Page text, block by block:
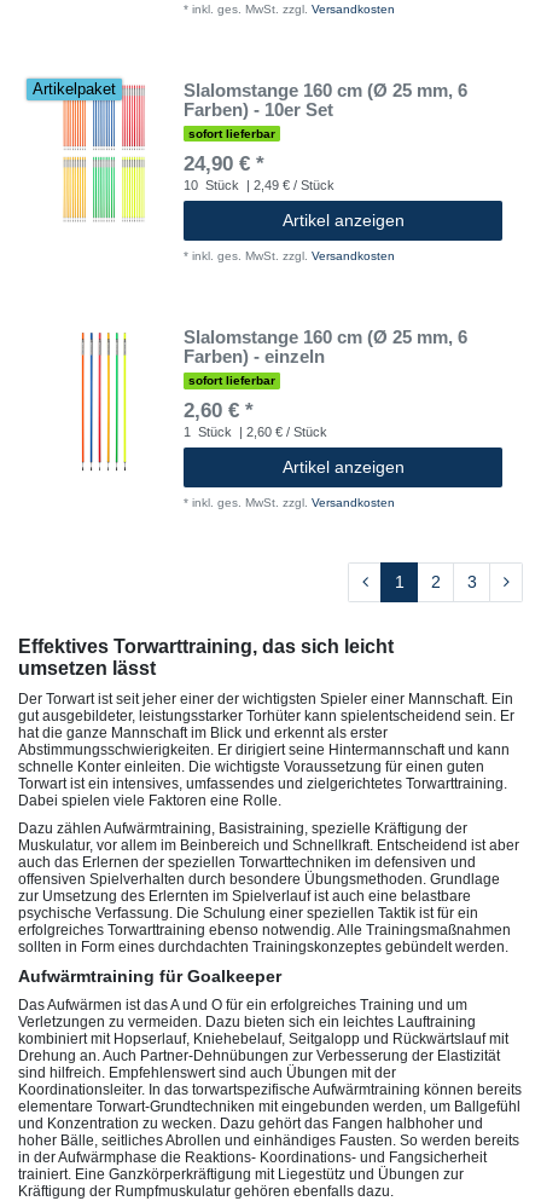
* inkl. ges. MwSt. zzgl. Versandkosten
Artikelpaket
Slalomstange 160 cm (Ø 25 mm, 6
Farben) - 10er Set
sofort lieferbar
24,90 € *
10 Stück | 2,49 € / Stück
Artikel anzeigen
* inkl. ges. MwSt. zzgl. Versandkosten
Slalomstange 160 cm (Ø 25 mm, 6
Farben) - einzeln
sofort lieferbar
2,60 € *
1 Stück | 2,60 € / Stück
Artikel anzeigen
* inkl. ges. MwSt. zzgl. Versandkosten
1 2 3
Effektives Torwarttraining, das sich leicht
umsetzen lässt
Der Torwart ist seit jeher einer der wichtigsten Spieler einer Mannschaft. Ein
gut ausgebildeter, leistungsstarker Torhüter kann spielentscheidend sein. Er
hat die ganze Mannschaft im Blick und erkennt als erster
Abstimmungsschwierigkeiten. Er dirigiert seine Hintermannschaft und kann
schnelle Konter einleiten. Die wichtigste Voraussetzung für einen guten
Torwart ist ein intensives, umfassendes und zielgerichtetes Torwarttraining.
Dabei spielen viele Faktoren eine Rolle.
Dazu zählen Aufwärmtraining, Basistraining, spezielle Kräftigung der
Muskulatur, vor allem im Beinbereich und Schnellkraft. Entscheidend ist aber
auch das Erlernen der speziellen Torwarttechniken im defensiven und
offensiven Spielverhalten durch besondere Übungsmethoden. Grundlage
zur Umsetzung des Erlernten im Spielverlauf ist auch eine belastbare
psychische Verfassung. Die Schulung einer speziellen Taktik ist für ein
erfolgreiches Torwarttraining ebenso notwendig. Alle Trainingsmaßnahmen
sollten in Form eines durchdachten Trainingskonzeptes gebündelt werden.
Aufwärmtraining für Goalkeeper
Das Aufwärmen ist das A und O für ein erfolgreiches Training und um
Verletzungen zu vermeiden. Dazu bieten sich ein leichtes Lauftraining
kombiniert mit Hopserlauf, Kniehebelauf, Seitgalopp und Rückwärtslauf mit
Drehung an. Auch Partner-Dehnübungen zur Verbesserung der Elastizität
sind hilfreich. Empfehlenswert sind auch Übungen mit der
Koordinationsleiter. In das torwartspezifische Aufwärmtraining können bereits
elementare Torwart-Grundtechniken mit eingebunden werden, um Ballgefühl
und Konzentration zu wecken. Dazu gehört das Fangen halbhoher und
hoher Bälle, seitliches Abrollen und einhändiges Fausten. So werden bereits
in der Aufwärmphase die Reaktions- Koordinations- und Fangsicherheit
trainiert. Eine Ganzkörperkräftigung mit Liegestütz und Übungen zur
Kräftigung der Rumpfmuskulatur gehören ebenfalls dazu.